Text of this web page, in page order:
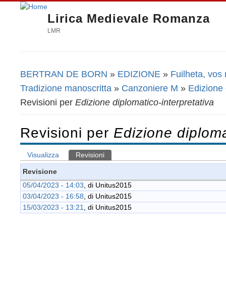
Lirica Medievale Romanza
LMR
Tu sei qui
BERTRAN DE BORN » EDIZIONE » Fuilheta, vos
Tradizione manoscritta » Canzoniere M » Edizione
Revisioni per Edizione diplomatico-interpretativa
Revisioni per Edizione
Schede primarie
Visualizza Revisioni
Revisione
05/04/2023 - 14:03 , di Unitus2015
03/04/2023 - 16:58 , di Unitus2015
15/03/2023 - 13:21
, di Unitus2015